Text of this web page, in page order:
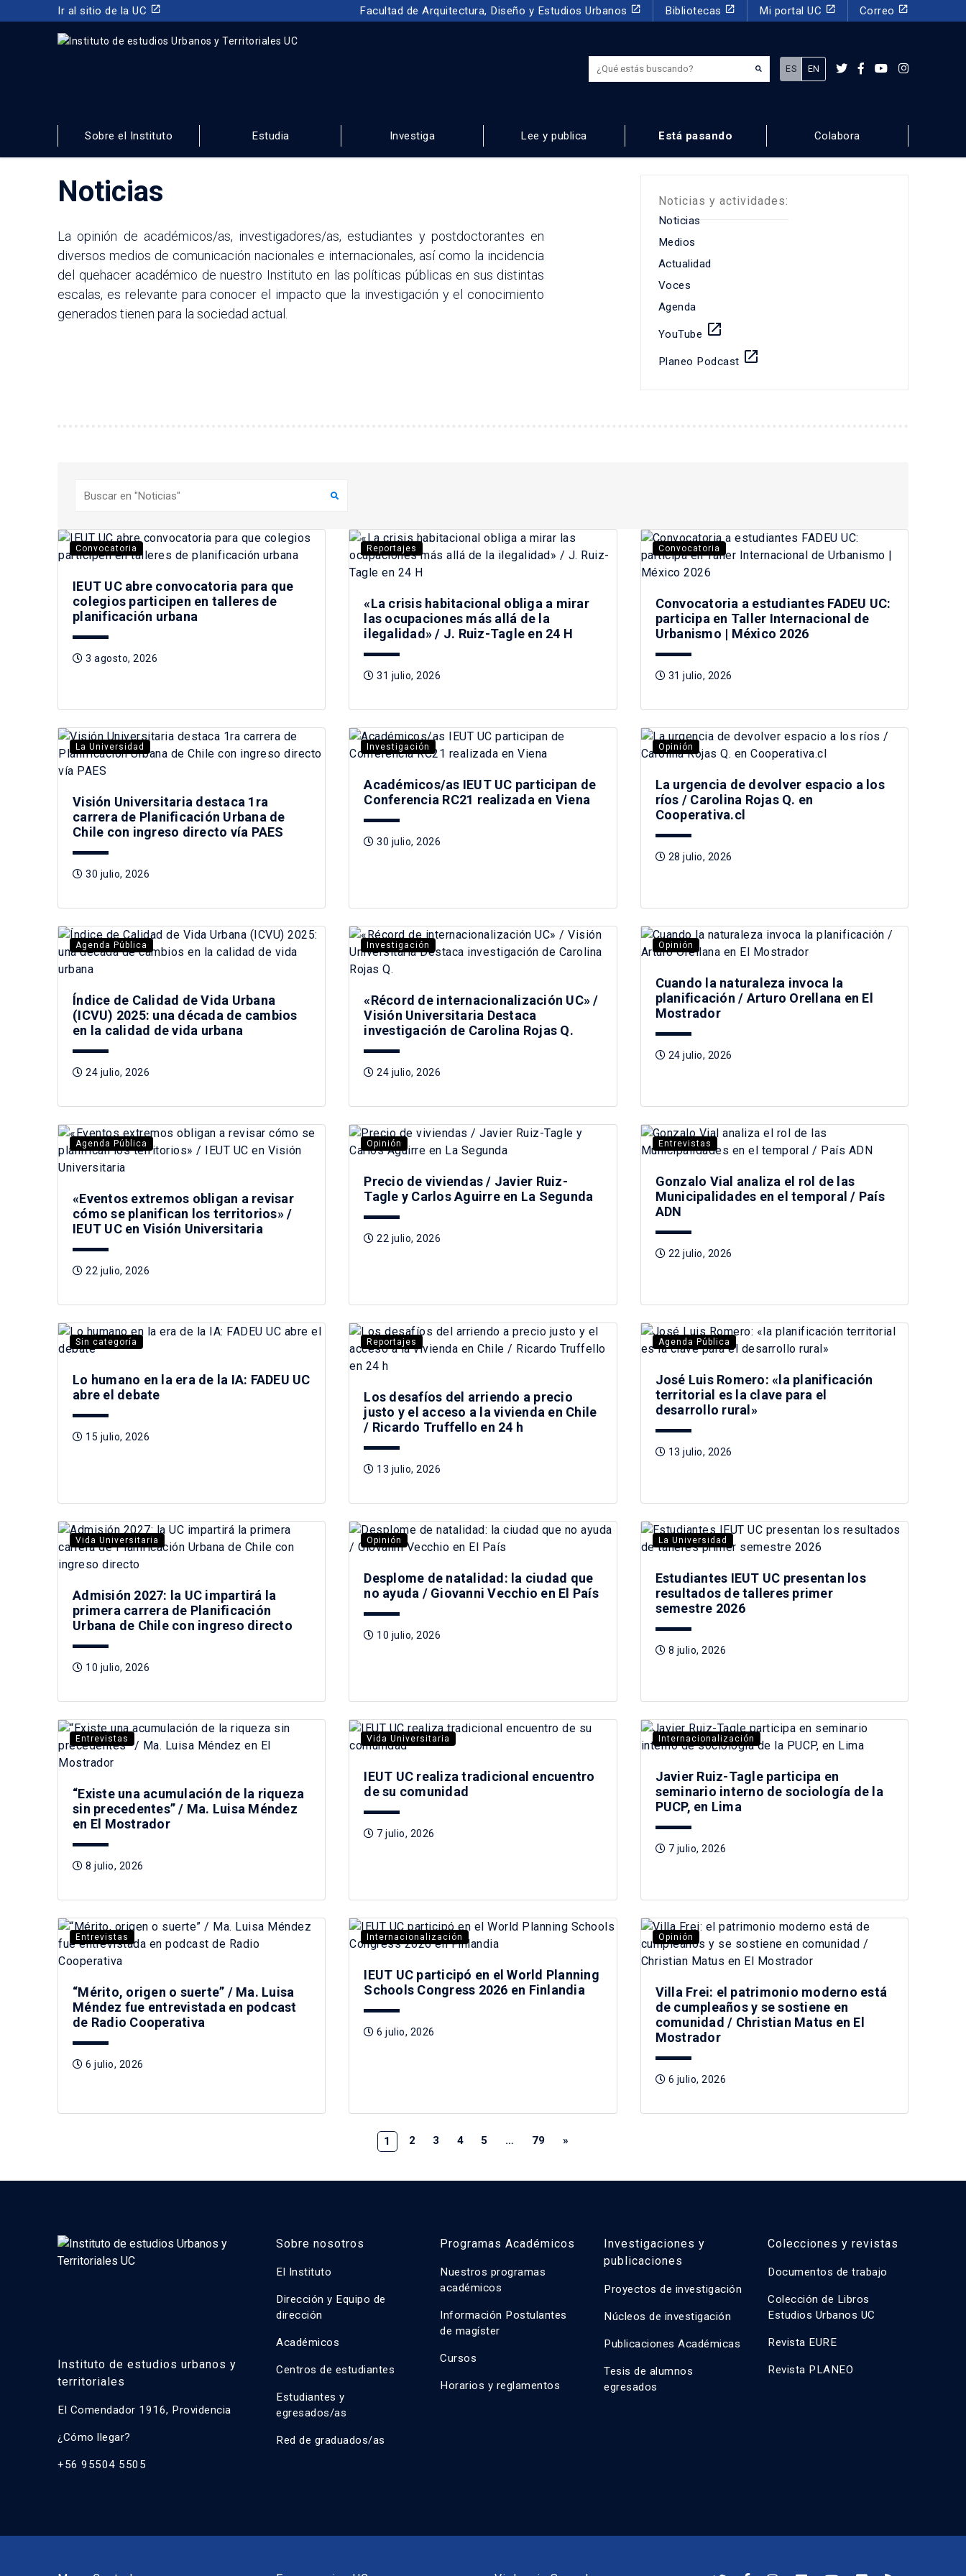
Ir al sitio de la UC launch Facultad de Arquitectura, Diseño y Estudios Urbanos launch Bibliotecas launch Mi portal UC launch Correo launch
Y TERRITORIALES
FACULTAD DE ARQUITECTURA, DISEÑO Y ESTUDIOS URBANOS
¿Qué estás buscando?
ES EN
Sobre el Instituto Estudia Investiga Lee y publica Está pasando Colabora
Noticias
La opinión de académicos/as, investigadores/as, estudiantes y postdoctorantes en
diversos medios de comunicación nacionales e internacionales, así como la incidencia
del quehacer académico de nuestro Instituto en las políticas públicas en sus distintas
escalas, es relevante para conocer el impacto que la investigación y el conocimiento
generados tienen para la sociedad actual.
Noticias y actividades:
Noticias
Medios
Actualidad
Voces
Agenda
YouTube launch
Planeo Podcast launch
Convocatoria
IEUT UC abre convocatoria para que
colegios participen en talleres de
planificación urbana
3 agosto, 2026
Reportajes
«La crisis habitacional obliga a mirar
las ocupaciones más allá de la
ilegalidad» / J. Ruiz-Tagle en 24 H
31 julio, 2026
Convocatoria
Convocatoria a estudiantes FADEU UC:
participa en Taller Internacional de
Urbanismo | México 2026
31 julio, 2026
La Universidad
Visión Universitaria destaca 1ra
carrera de Planificación Urbana de
Chile con ingreso directo vía PAES
30 julio, 2026
Investigación
Académicos/as IEUT UC participan de
Conferencia RC21 realizada en Viena
30 julio, 2026
Opinión
La urgencia de devolver espacio a los
ríos / Carolina Rojas Q. en
Cooperativa.cl
28 julio, 2026
Agenda Pública
Índice de Calidad de Vida Urbana
(ICVU) 2025: una década de cambios
en la calidad de vida urbana
24 julio, 2026
Investigación
«Récord de internacionalización UC» /
Visión Universitaria Destaca
investigación de Carolina Rojas Q.
24 julio, 2026
Opinión
Cuando la naturaleza invoca la
planificación / Arturo Orellana en El
Mostrador
24 julio, 2026
Agenda Pública
«Eventos extremos obligan a revisar
cómo se planifican los territorios» /
IEUT UC en Visión Universitaria
22 julio, 2026
Opinión
Precio de viviendas / Javier Ruiz-
Tagle y Carlos Aguirre en La Segunda
22 julio, 2026
Entrevistas
Gonzalo Vial analiza el rol de las
Municipalidades en el temporal / País
ADN
22 julio, 2026
Sin categoría
Lo humano en la era de la IA: FADEU UC
abre el debate
15 julio, 2026
Reportajes
Los desafíos del arriendo a precio
justo y el acceso a la vivienda en Chile
/ Ricardo Truffello en 24 h
13 julio, 2026
Agenda Pública
José Luis Romero: «la planificación
territorial es la clave para el
desarrollo rural»
13 julio, 2026
Vida Universitaria
Admisión 2027: la UC impartirá la
primera carrera de Planificación
Urbana de Chile con ingreso directo
10 julio, 2026
Opinión
Desplome de natalidad: la ciudad que
no ayuda / Giovanni Vecchio en El País
10 julio, 2026
La Universidad
Estudiantes IEUT UC presentan los
resultados de talleres primer
semestre 2026
8 julio, 2026
Entrevistas
“Existe una acumulación de la riqueza
sin precedentes” / Ma. Luisa Méndez
en El Mostrador
8 julio, 2026
Vida Universitaria
IEUT UC realiza tradicional encuentro
de su comunidad
7 julio, 2026
Internacionalización
Javier Ruiz-Tagle participa en
seminario interno de sociología de la
PUCP, en Lima
7 julio, 2026
Entrevistas
“Mérito, origen o suerte” / Ma. Luisa
Méndez fue entrevistada en podcast
de Radio Cooperativa
6 julio, 2026
Internacionalización
IEUT UC participó en el World Planning
Schools Congress 2026 en Finlandia
6 julio, 2026
Opinión
Villa Frei: el patrimonio moderno está
de cumpleaños y se sostiene en
comunidad / Christian Matus en El
Mostrador
6 julio, 2026
1 2 3 4 5 … 79 »
Instituto de estudios urbanos y
territoriales
El Comendador 1916, Providencia
¿Cómo llegar?
+56 95504 5505
Sobre nosotros
El Instituto
Dirección y Equipo de
dirección
Académicos
Centros de estudiantes
Estudiantes y
egresados/as
Red de graduados/as
Programas Académicos
Nuestros programas
académicos
Información Postulantes
de magíster
Cursos
Horarios y reglamentos
Investigaciones y
publicaciones
Proyectos de investigación
Núcleos de investigación
Publicaciones Académicas
Tesis de alumnos
egresados
Colecciones y revistas
Documentos de trabajo
Colección de Libros
Estudios Urbanos UC
Revista EURE
Revista PLANEO